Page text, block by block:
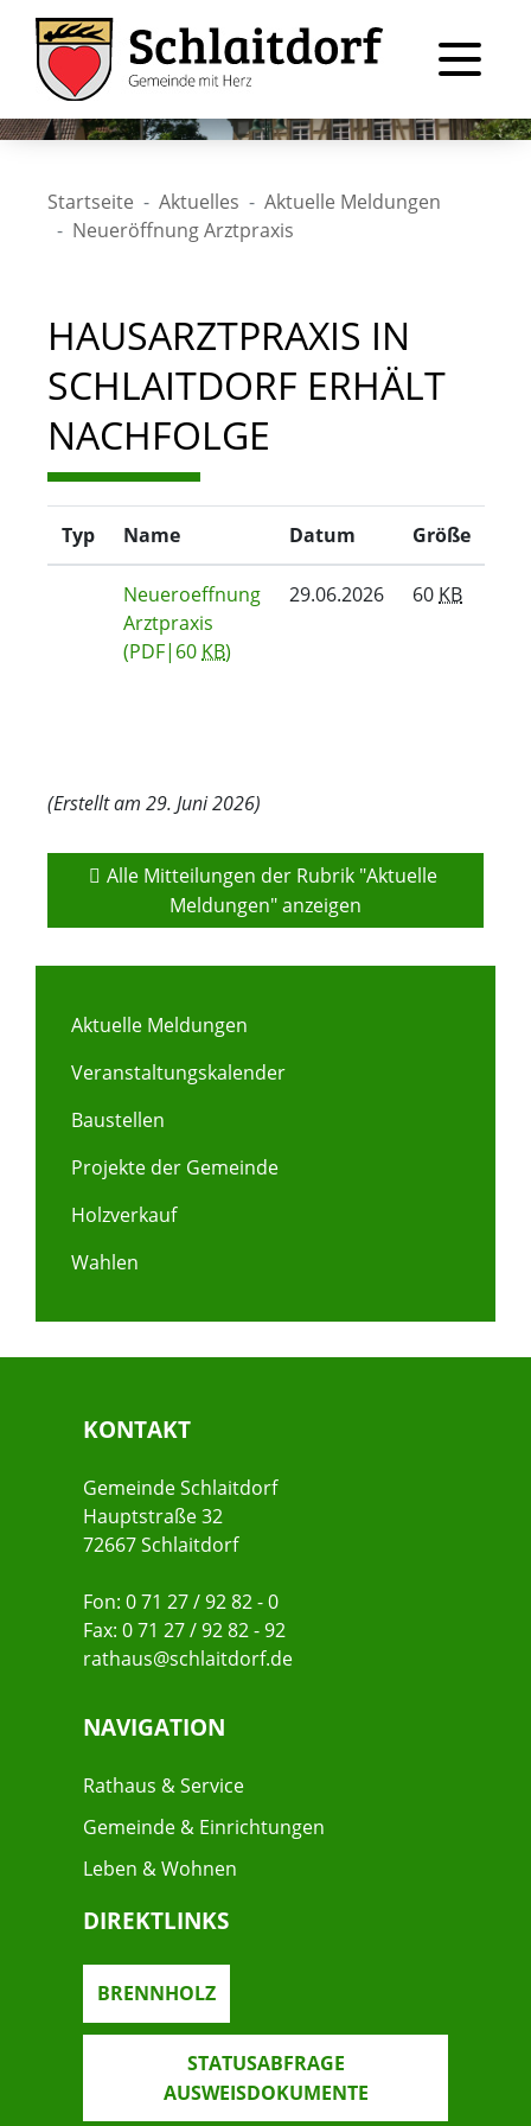
Startseite Aktuelles
Aktuelle Meldungen
Neueröffnung Arztpraxis
HAUSARZTPRAXIS IN
SCHLAITDORF ERHÄLT
NACHFOLGE
Typ Name Datum Größe
Neueroeffnung
Arztpraxis
(PDF|60KB)
29.06.2026 60KB
(Erstellt am 29. Juni 2026)
Alle Mitteilungen der Rubrik "Aktuelle
Meldungen" anzeigen
Aktuelle Meldungen
Veranstaltungskalender
Baustellen
Projekte der Gemeinde
Holzverkauf
Wahlen
KONTAKT
Gemeinde Schlaitdorf
Hauptstraße 32
72667 Schlaitdorf
Fon: 0 71 27 / 92 82 - 0
Fax: 0 71 27 / 92 82 - 92
rathaus@schlaitdorf.de
NAVIGATION
Rathaus & Service
Gemeinde & Einrichtungen
Leben & Wohnen
DIREKTLINKS
BRENNHOLZ
STATUSABFRAGE
AUSWEISDOKUMENTE